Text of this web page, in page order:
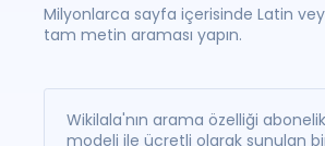
Milyonlarca sayfa içerisinde Latin
tam metin araması yapın.
Wikilala'nın arama özelliği
modeli ile ücretli olarak sunulan